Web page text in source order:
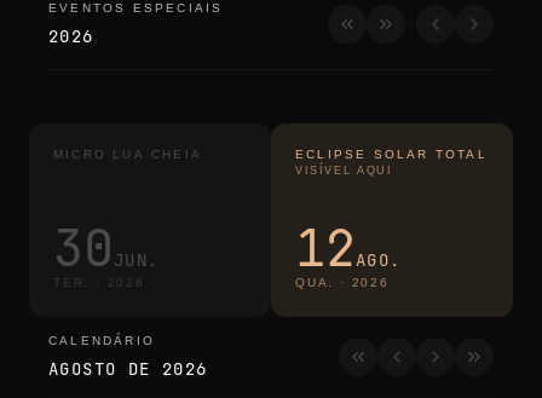
eventos especiais
EVENTOS ESPECIAIS
2026
MICRO LUA CHEIA
30 JUN.
TER. · 2026
ECLIPSE SOLAR TOTAL
VISÍVEL AQUI
12AGO.
QUA. · 2026
calendário
CALENDÁRIO
AGOSTO DE 2026